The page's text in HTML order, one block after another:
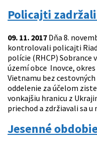
Policajti
09. 11. 2017 Dňa 8.
kontrolovali policajti
polície (RHCP)
území obce Inovce,
Vietnamu bez
oddelenie za účelom
vonkajšiu hranicu z
priechod a zdržiavali sa u
Jesenné